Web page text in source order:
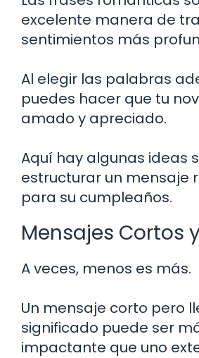
excelente manera de
sentimientos más
Al elegir las palabras
puedes hacer que tu
amado y apreciado.
Aquí hay algunas ideas
estructurar un mensaje
para su cumpleaños.
Mensajes Cortos
A veces, menos es más.
Un mensaje corto pero
significado puede ser
impactante que uno